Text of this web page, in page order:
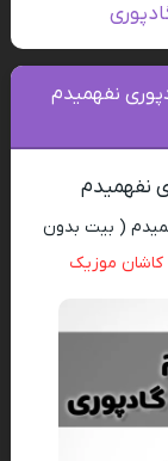
نفهمیدم
نفهمیدم
( بیت بدون
کاشان موزیک